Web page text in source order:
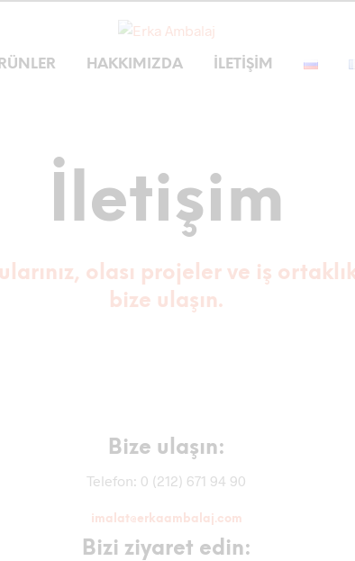
HAKKIMIZDA İLETIŞIM
İletişim
olası projeler ve iş
bize ulaşın.
Bize ulaşın:
Telefon: 0 (212) 671 94 90
imalat@erkaambalaj.com
Bizi ziyaret edin: